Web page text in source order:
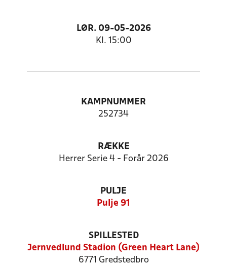
LØR. 09-05-2026
Kl. 15:00
KAMPNUMMER
252734
RÆKKE
Herrer Serie 4 - Forår 2026
PULJE
Pulje 91
SPILLESTED
Jernvedlund Stadion (Green Heart Lane)
6771 Gredstedbro